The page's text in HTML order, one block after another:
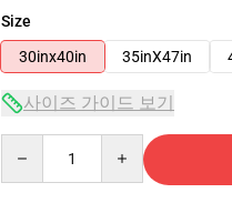
Size
30inx40in
35inX47in
사이즈 가이드 보기